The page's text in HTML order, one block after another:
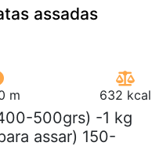
assadas
m 632 kcal
500grs) -1 kg
assar) 150-